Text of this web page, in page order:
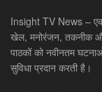
Insight TV News –
खेल, मनोरंजन, तकनीक और
पाठकों को नवीनतम
सुविधा प्रदान करती है।